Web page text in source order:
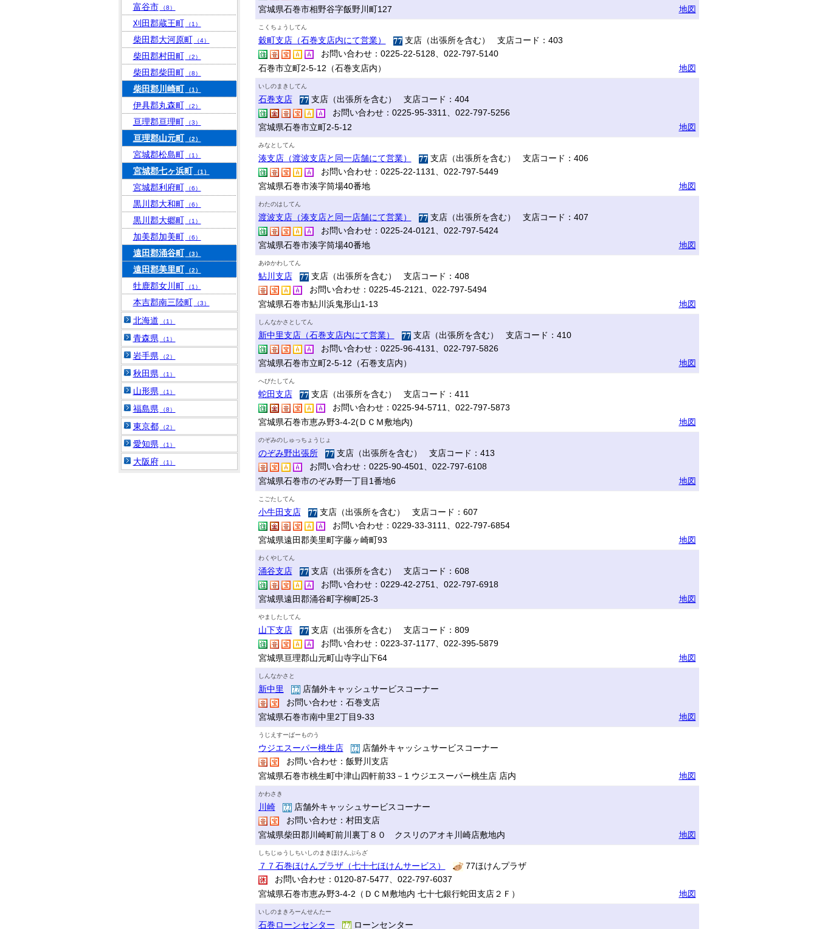
宮城県石巻市相野谷字飯野川町127
地図
こくちょうしてん
穀町支店（石巻支店内にて営業）
支店（出張所を含む） 支店コード：403
お問い合わせ：0225-22-5128、022-797-5140
石巻市立町2-5-12（石巻支店内）
地図
いしのまきしてん
石巻支店
支店（出張所を含む） 支店コード：404
お問い合わせ：0225-95-3311、022-797-5256
宮城県石巻市立町2-5-12
地図
みなとしてん
湊支店（渡波支店と同一店舗にて営業）
支店（出張所を含む） 支店コード：406
お問い合わせ：0225-22-1131、022-797-5449
宮城県石巻市湊字筒場40番地
地図
わたのはしてん
渡波支店（湊支店と同一店舗にて営業）
支店（出張所を含む） 支店コード：407
お問い合わせ：0225-24-0121、022-797-5424
宮城県石巻市湊字筒場40番地
地図
あゆかわしてん
鮎川支店
支店（出張所を含む） 支店コード：408
お問い合わせ：0225-45-2121、022-797-5494
宮城県石巻市鮎川浜鬼形山1-13
地図
しんなかさとしてん
新中里支店（石巻支店内にて営業）
支店（出張所を含む） 支店コード：410
お問い合わせ：0225-96-4131、022-797-5826
宮城県石巻市立町2-5-12（石巻支店内）
地図
へびたしてん
蛇田支店
支店（出張所を含む） 支店コード：411
お問い合わせ：0225-94-5711、022-797-5873
宮城県石巻市恵み野3-4-2(ＤＣＭ敷地内)
地図
のぞみのしゅっちょうじょ
のぞみ野出張所
支店（出張所を含む） 支店コード：413
お問い合わせ：0225-90-4501、022-797-6108
宮城県石巻市のぞみ野一丁目1番地6
地図
こごたしてん
小牛田支店
支店（出張所を含む） 支店コード：607
お問い合わせ：0229-33-3111、022-797-6854
宮城県遠田郡美里町字藤ヶ崎町93
地図
わくやしてん
涌谷支店
支店（出張所を含む） 支店コード：608
お問い合わせ：0229-42-2751、022-797-6918
宮城県遠田郡涌谷町字柳町25-3
地図
やましたしてん
山下支店
支店（出張所を含む） 支店コード：809
お問い合わせ：0223-37-1177、022-395-5879
宮城県亘理郡山元町山寺字山下64
地図
しんなかさと
新中里
店舗外キャッシュサービスコーナー
お問い合わせ：石巻支店
宮城県石巻市南中里2丁目9-33
地図
うじえすーぱーものう
ウジエスーパー桃生店
店舗外キャッシュサービスコーナー
お問い合わせ：飯野川支店
宮城県石巻市桃生町中津山四軒前33－1 ウジエスーパー桃生店 店内
地図
かわさき
川崎
店舗外キャッシュサービスコーナー
お問い合わせ：村田支店
宮城県柴田郡川崎町前川裏丁８０ クスリのアオキ川崎店敷地内
地図
しちじゅうしちいしのまきほけんぷらざ
７７石巻ほけんプラザ（七十七ほけんサービス）
77ほけんプラザ
お問い合わせ：0120-87-5477、022-797-6037
宮城県石巻市恵み野3-4-2（ＤＣＭ敷地内 七十七銀行蛇田支店２Ｆ）
地図
いしのまきろーんせんたー
石巻ローンセンター ローンセンター
富谷市 （8）
刈田郡蔵王町 （1）
柴田郡大河原町 （4）
柴田郡村田町 （2）
柴田郡柴田町 （8）
柴田郡川崎町 （1）
伊具郡丸森町 （2）
亘理郡亘理町 （3）
亘理郡山元町 （2）
宮城郡松島町 （1）
宮城郡七ヶ浜町 （1）
宮城郡利府町 （6）
黒川郡大和町 （6）
黒川郡大郷町 （1）
加美郡加美町 （6）
遠田郡涌谷町 （3）
遠田郡美里町 （2）
牡鹿郡女川町 （1）
本吉郡南三陸町 （3）
北海道 （1）
青森県 （1）
岩手県 （2）
秋田県 （1）
山形県 （1）
福島県 （8）
東京都 （2）
愛知県 （1）
大阪府 （1）